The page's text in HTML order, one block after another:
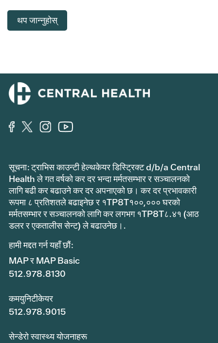
थप जान्नुहोस्
सूचना: ट्राभिस काउन्टी हेल्थकेयर डिस्ट्रिक्ट d/b/a Central
Health ले गत वर्षको कर दर भन्दा मर्मतसम्भार र सञ्चालनको
लागि बढी कर बढाउने कर दर अपनाएको छ। कर दर प्रभावकारी
रूपमा ८ प्रतिशतले बढाइनेछ र १TP8T१००,००० घरको
मर्मतसम्भार र सञ्चालनको लागि कर लगभग १TP8T८.४१ (आठ
डलर र एकतालीस सेन्ट) ले बढाउनेछ।.
हामी मद्दत गर्न यहाँ छौं:
MAP र MAP Basic
512.978.8130
कमयुनिटीकेयर
512.978.9015
सेन्डेरो स्वास्थ्य योजनाहरू